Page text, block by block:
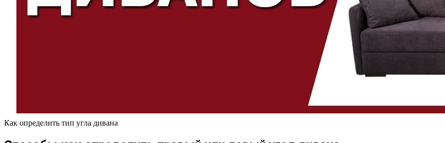
Как определить тип угла дивана